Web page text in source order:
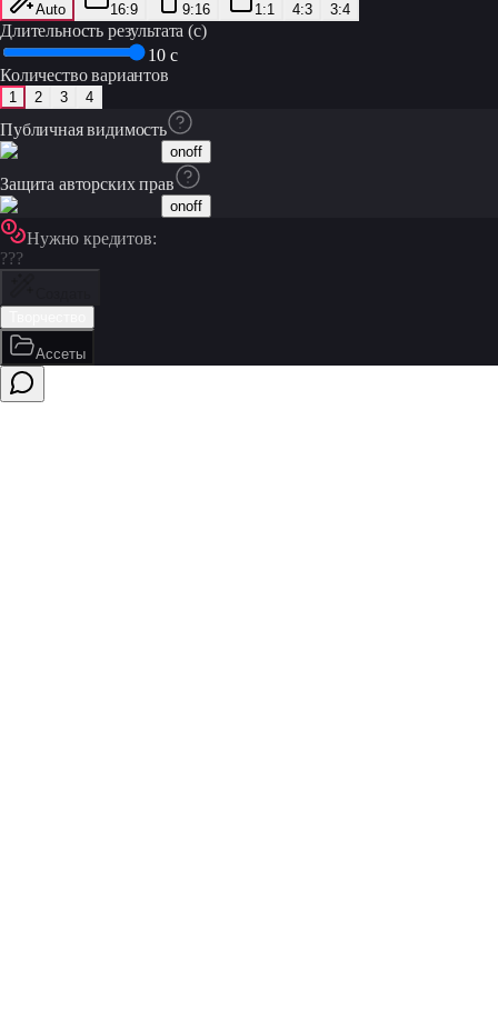
Auto 16:9 9:16 1:1 4:3 3:4
Длительность результата (с)
10 с
Количество вариантов
1 2 3 4
Публичная видимость
onoff
Защита авторских прав
onoff
Нужно кредитов:
???
Ассеты